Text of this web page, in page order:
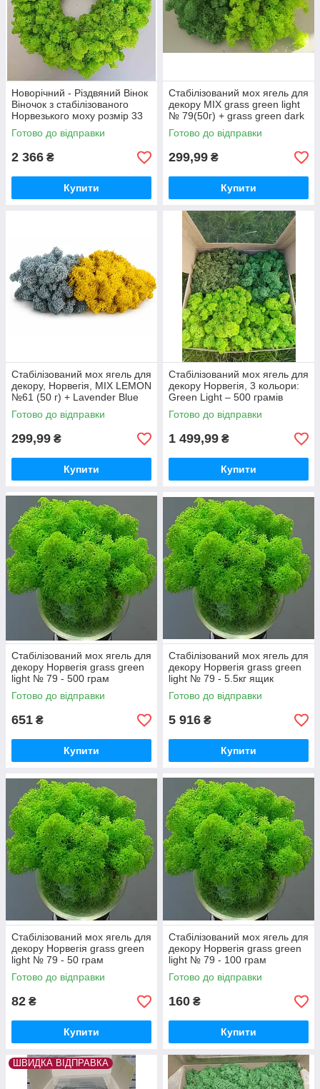
Новорічний - Різдвяний Вінок
Віночок з стабілізованого
Норвезького моху розмір 33
см Подарункове ПАКУВАННЯ
Готово до відправки
2 366 ₴
Купити
Стабілізований мох ягель для
декору MIX grass green light
№ 79(50г) + grass green dark
№ 78(50г)
Готово до відправки
299,99 ₴
Купити
Стабілізований мох ягель для
декору, Норвегія, MIX LEMON
№61 (50 г) + Lavender Blue
№85/1 (50 г)
Готово до відправки
299,99 ₴
Купити
Стабілізований мох ягель для
декору Норвегія, 3 кольори:
Green Light – 500 грамів
Green Dark – 250 грамів
Medium – 250 грамів
Готово до відправки
1 499,99 ₴
Купити
Стабілізований мох ягель для
декору Норвегія grass green
light № 79 - 500 грам
Готово до відправки
651 ₴
Купити
Стабілізований мох ягель для
декору Норвегія grass green
light № 79 - 5.5кг ящик
Готово до відправки
5 916 ₴
Купити
Стабілізований мох ягель для
декору Норвегія grass green
light № 79 - 50 грам
Готово до відправки
82 ₴
Купити
Стабілізований мох ягель для
декору Норвегія grass green
light № 79 - 100 грам
Готово до відправки
160 ₴
Купити
ШВИДКА ВІДПРАВКА